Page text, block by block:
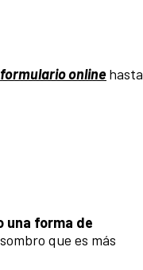
formulario onlinehasta
una forma de
que es más